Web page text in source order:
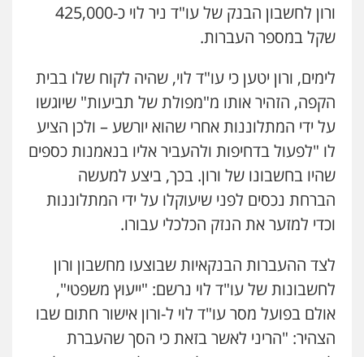
ורון לחשבון הבנק של עו"ד ניר לוי כ-425,000
שקל במספר העברות.
לימים, ורון יטען כי עו"ד לוי, שהיה לקוח שלו בבית
הקפה, הזהיר אותו מ"מפולת של תביעות" שיוגשו
על ידי המתלוננות אחרי שהוא יורשע – ולכן הציע
לו "לפעול בדחיפות ולהעביר אליו בנאמנות כספים
שהיו בחשבונו של ורון. בכך, ביצע למעשה
הברחת נכסים לפני שיעוקלו על ידי המתלוננות
וכדי למזער את הנזק הכלכלי עבורו.
לצד ההעברות הבנקאיות שבוצעו מחשבון ורון
לחשבונות של עו"ד לוי נרשם: "ייעוץ משפטי",
אולם בפועל מסר עו"ד לוי ל-ורון אישור חתום שבו
הצהיר: "הריני לאשר בזאת כי הסך שהעברת